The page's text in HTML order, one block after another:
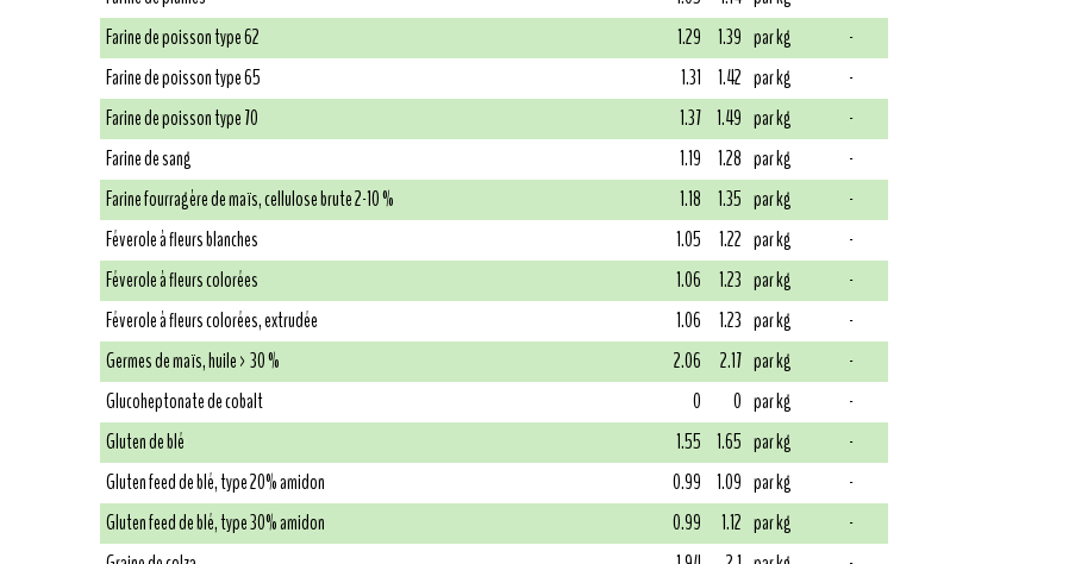
Farine de poisson type 62
1.29 1.39 par kg
-
Farine de poisson type 65
1.31 1.42 par kg
-
Farine de poisson type 70
1.37 1.49 par kg
-
Farine de sang
1.19 1.28 par kg
-
Farine fourragère de maïs, cellulose brute 2-10 %
1.18 1.35 par kg
-
Féverole à fleurs blanches
1.05 1.22 par kg
-
Féverole à fleurs colorées
1.06 1.23 par kg
-
Féverole à fleurs colorées, extrudée
1.06 1.23 par kg
-
Germes de maïs, huile > 30 %
2.06 2.17 par kg
-
Glucoheptonate de cobalt
0 0 par kg
-
Gluten de blé
1.55 1.65 par kg
-
Gluten feed de blé, type 20% amidon
0.99 1.09 par kg
-
Gluten feed de blé, type 30% amidon
0.99 1.12 par kg
-